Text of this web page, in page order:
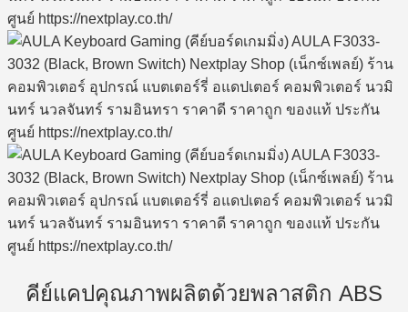
คีย์แคปคุณภาพผลิตด้วยพลาสติก ABS